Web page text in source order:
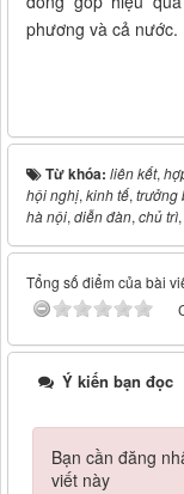
phương và cả nước.
Từ khóa: liên kết,
hội nghị, kinh tế, trưởng
hà nội, diễn đàn, chủ trì,
Tổng số điểm của bài
Ý kiến bạn đọc
Bạn cần đăng
viết này